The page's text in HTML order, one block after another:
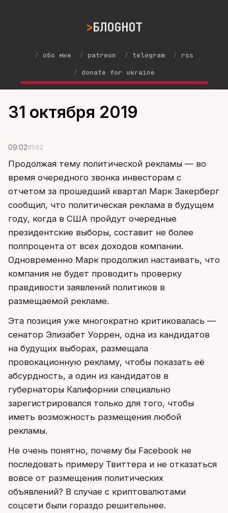
БЛОGНОТ
обо мне patreon telegram
rss
donate for ukraine
31 октября 2019
09:02#502
Продолжая тему политической рекламы — во
время очередного звонка инвесторам с
отчетом за прошедший квартал Марк Закерберг
сообщил, что политическая реклама в будущем
году, когда в США пройдут очередные
президентские выборы, составит не более
полпроцента от всех доходов компании.
Одновременно Марк продолжил настаивать, что
компания не будет проводить проверку
правдивости заявлений политиков в
размещаемой рекламе.
Эта позиция уже многократно критиковалась —
сенатор Элизабет Уоррен, одна из кандидатов
на будущих выборах, размещала
провокационную рекламу, чтобы показать её
абсурдность, а один из кандидатов в
губернаторы Калифорнии специально
зарегистрировался только для того, чтобы
иметь возможность размещения любой
рекламы.
Не очень понятно, почему бы Facebook не
последовать примеру Твиттера и не отказаться
вовсе от размещения политических
объявлений? В случае с криптовалютами
соцсети были гораздо решительнее.